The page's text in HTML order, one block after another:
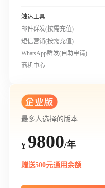
触达工具
邮件群发(按需充值)
短信营销(按需充值)
WhatsApp群发(自助申请)
商机中心
最多人选择的版本
¥ 9800/年
赠送500元通用余额